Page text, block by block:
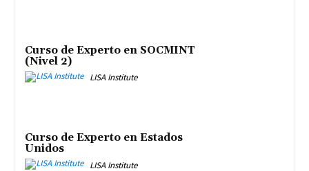
Curso de Experto en SOCMINT
(Nivel 2)
LISA Institute
Curso de Experto en Estados
Unidos
LISA Institute